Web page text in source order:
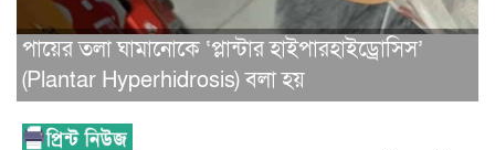
পায়ের তলা ঘামানোকে ‘প্লান্টার হাইপারহাইড্রোসিস’
(Plantar Hyperhidrosis) বলা হয়